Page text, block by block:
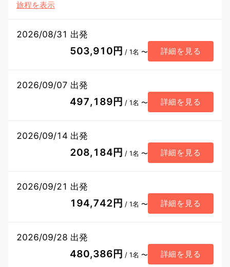
旅程を表示
2026/08/31 出発
503,910円 / 1名 〜 詳細を見る
2026/09/07 出発
497,189円 / 1名 〜 詳細を見る
2026/09/14 出発
208,184円 / 1名 〜 詳細を見る
2026/09/21 出発
194,742円 / 1名 〜 詳細を見る
2026/09/28 出発
480,386円 / 1名 〜 詳細を見る